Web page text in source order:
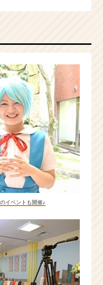
イベントも開催♪